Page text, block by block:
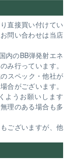
直接買い付けてい
問い合わせは当店
内のBB弾発射エネ
み行っています。
スペック・他社が
合がございます。
ようお願いします
理のある場合も多
ございますが、他